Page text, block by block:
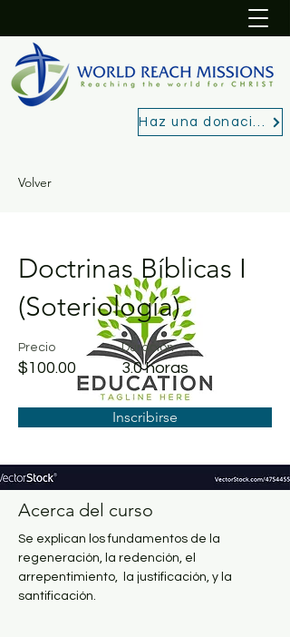
Haz una donación
Volver
Doctrinas Bíblicas I
(Soteriología)
Precio
$100.00
Duración
3.0 horas
Inscribirse
Acerca del curso
Se explican los fundamentos de la
regeneración, la redención, el
arrepentimiento,  la justificación, y la
santificación.